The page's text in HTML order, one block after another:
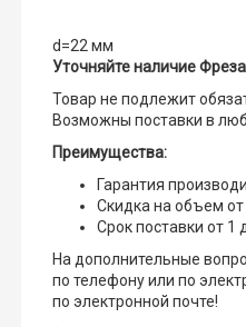
d=22 мм
Уточняйте наличие
Товар не подлежит
Возможны поставки в
Преимущества:
Гарантия
Скидка на объем от
Срок поставки от 1
На дополнительные
по телефону или по
по электронной почте!